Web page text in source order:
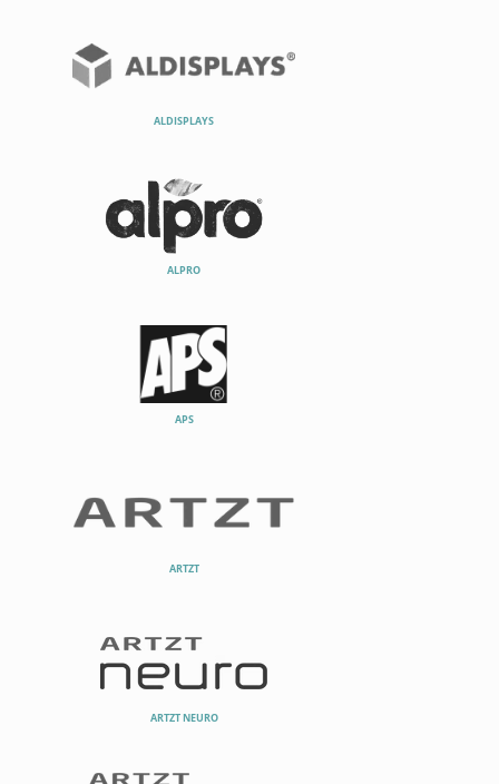
ALDISPLAYS
ALPRO
APS
ARTZT
ARTZT NEURO